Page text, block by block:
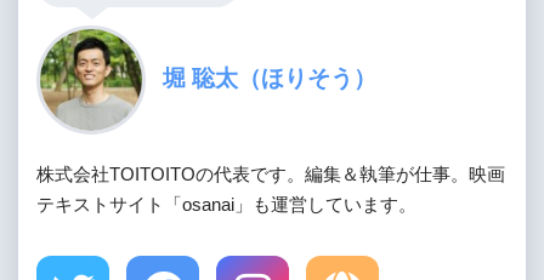
堀 聡太（ほりそう）
株式会社TOITOITOの代表です。編集＆執筆が仕事。映画
テキストサイト「osanai」も運営しています。